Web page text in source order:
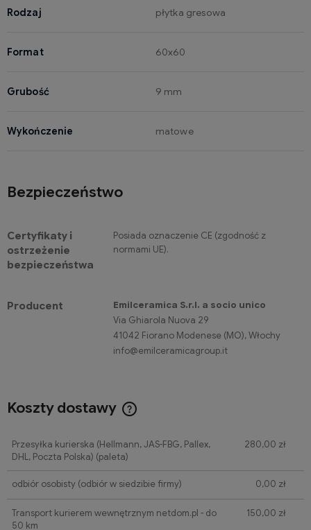
Rodzaj płytka gresowa
Format 60x60
Grubość 9 mm
Wykończenie matowe
Bezpieczeństwo
Certyfikaty i
ostrzeżenie
bezpieczeństwa
Posiada oznaczenie CE (zgodność z
normami UE).
Producent
Emilceramica S.r.l. a socio unico
Via Ghiarola Nuova 29
41042 Fiorano Modenese (MO), Włochy
info@emilceramicagroup.it
Koszty dostawy
Przesyłka kurierska (Hellmann, JAS-FBG, Pallex,
DHL, Poczta Polska) (paleta)
280,00 zł
odbiór osobisty(odbiór w siedzibie firmy) 0,00 zł
Transport kurierem wewnętrznym netdom.pl - do
50 km
150,00 zł